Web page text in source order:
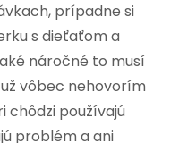
prípadne si
s dieťaťom a
náročné to musí
vôbec nehovorím
používajú
problém a ani